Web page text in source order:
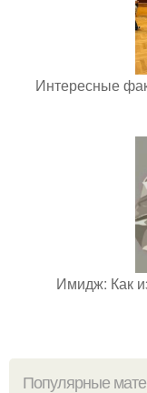
Интересные
Имидж: Как
Популярные